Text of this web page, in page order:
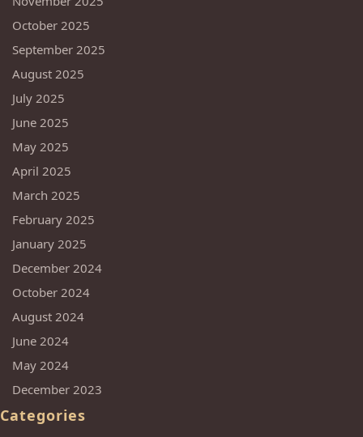
October 2025
September 2025
August 2025
July 2025
June 2025
May 2025
April 2025
March 2025
February 2025
January 2025
December 2024
October 2024
August 2024
June 2024
May 2024
December 2023
Categories